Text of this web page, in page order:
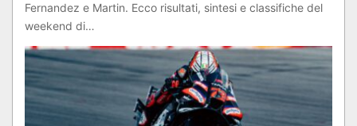
Fernandez e Martin. Ecco risultati, sintesi e classifiche del
weekend di…